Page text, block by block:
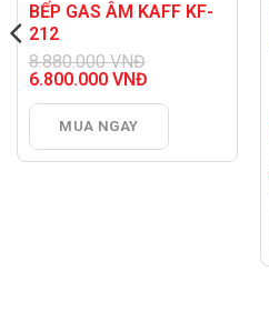
BẾP GAS ÂM KAFF KF-
212
8.880.000VNĐ
Giá
là:
8.880.000 VNĐ.
6.800.000 VNĐ
hiện
là:
6.800.000 VNĐ.
MUA NGAY